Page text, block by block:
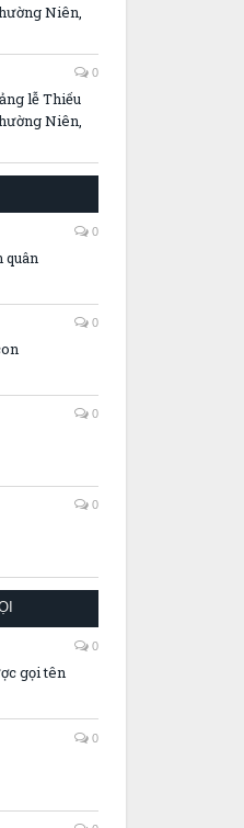
lễ Thiếu
Niên,
lễ Thiếu
Niên,
quân
gọi tên